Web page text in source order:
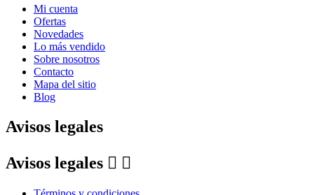
Mi cuenta
Ofertas
Novedades
Lo más vendido
Sobre nosotros
Contacto
Mapa del sitio
Blog
Avisos legales
Avisos legales  